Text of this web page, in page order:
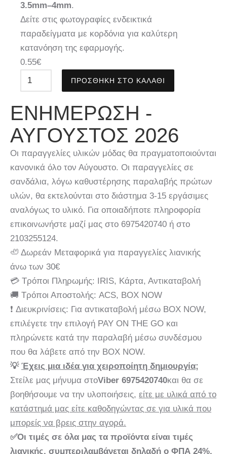
3.5mm–4mm.
Δείτε στις φωτογραφίες ενδεικτικά
παραδείγματα με κορδόνια για καλύτερη
κατανόηση της εφαρμογής.
0.55€
ΠΡΟΣΘΉΚΗ ΣΤΟ ΚΑΛΆΘΙ
ΕΝΗΜΈΡΩΣΗ -
ΑΎΓΟΥΣΤΟΣ 2026
Οι παραγγελίες υλικών μόδας θα πραγματοποιούνται
κανονικά όλο τον Αύγουστο. Οι παραγγελίες σε
σανδάλια, λόγω καθυστέρησης παραλαβής πρώτων
υλών, θα εκτελούνται στο διάστημα 3-15 εργάσιμες
αναλόγως το υλικό. Για οποιαδήποτε πληροφορία
επικοινωνήστε μαζί μας στο 6975420740 ή στο
2103255124.
🦥 Δωρεάν Μεταφορικά για παραγγελίες λιανικής
άνω των 30€
💳 Τρόποι Πληρωμής: IRIS, Κάρτα, Αντικαταβολή
🚚 Τρόποι Αποστολής: ACS, BOX NOW
❗ Διευκρινίσεις: Για αντικαταβολή μέσω BOX NOW,
επιλέγετε την επιλογή PAY ON THE GO και
πληρώνετε κατά την παραλαβή μέσω συνδέσμου
που θα λάβετε από την BOX NOW.
💡 Έχεις μια ιδέα για χειροποίητη δημιουργία;
Στείλε μας μήνυμα στοViber 6975420740και θα σε
βοηθήσουμε να την υλοποιήσεις, είτε με υλικά από το
κατάστημά μας είτε καθοδηγώντας σε για υλικά που
μπορείς να βρεις στην αγορά.
✅Οι τιμές σε όλα μας τα προϊόντα είναι τιμές
λιανικής, συμπεριλαμβάνεται δηλαδή ο ΦΠΑ 24%.